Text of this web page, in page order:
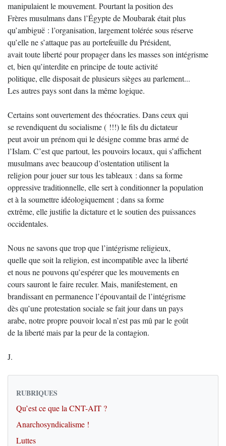
manipulaient le mouvement. Pourtant la position des
Frères musulmans dans l’Égypte de Moubarak était plus
qu’ambiguë : l’organisation, largement tolérée sous réserve
qu’elle ne s’attaque pas au portefeuille du Président,
avait toute liberté pour propager dans les masses son intégrisme
et, bien qu’interdite en principe de toute activité
politique, elle disposait de plusieurs sièges au parlement...
Les autres pays sont dans la même logique.
Certains sont ouvertement des théocraties. Dans ceux qui
se revendiquent du socialisme ( !!!) le fils du dictateur
peut avoir un prénom qui le désigne comme bras armé de
l’Islam. C’est que partout, les pouvoirs locaux, qui s’affichent
musulmans avec beaucoup d’ostentation utilisent la
religion pour jouer sur tous les tableaux : dans sa forme
oppressive traditionnelle, elle sert à conditionner la population
et à la soumettre idéologiquement ; dans sa forme
extrême, elle justifie la dictature et le soutien des puissances
occidentales.
Nous ne savons que trop que l’intégrisme religieux,
quelle que soit la religion, est incompatible avec la liberté
et nous ne pouvons qu’espérer que les mouvements en
cours sauront le faire reculer. Mais, manifestement, en
brandissant en permanence l’épouvantail de l’intégrisme
dès qu’une protestation sociale se fait jour dans un pays
arabe, notre propre pouvoir local n’est pas mû par le goût
de la liberté mais par la peur de la contagion.
J.
RUBRIQUES
Qu’est ce que la CNT-AIT ?
Anarchosyndicalisme !
Luttes